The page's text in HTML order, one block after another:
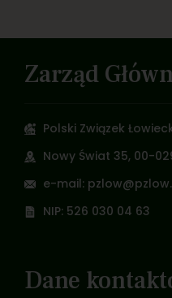
Zarząd
Polski Związek
Nowy Świat 35, 00-
e-mail:
NIP: 526 030 04 63
Dane